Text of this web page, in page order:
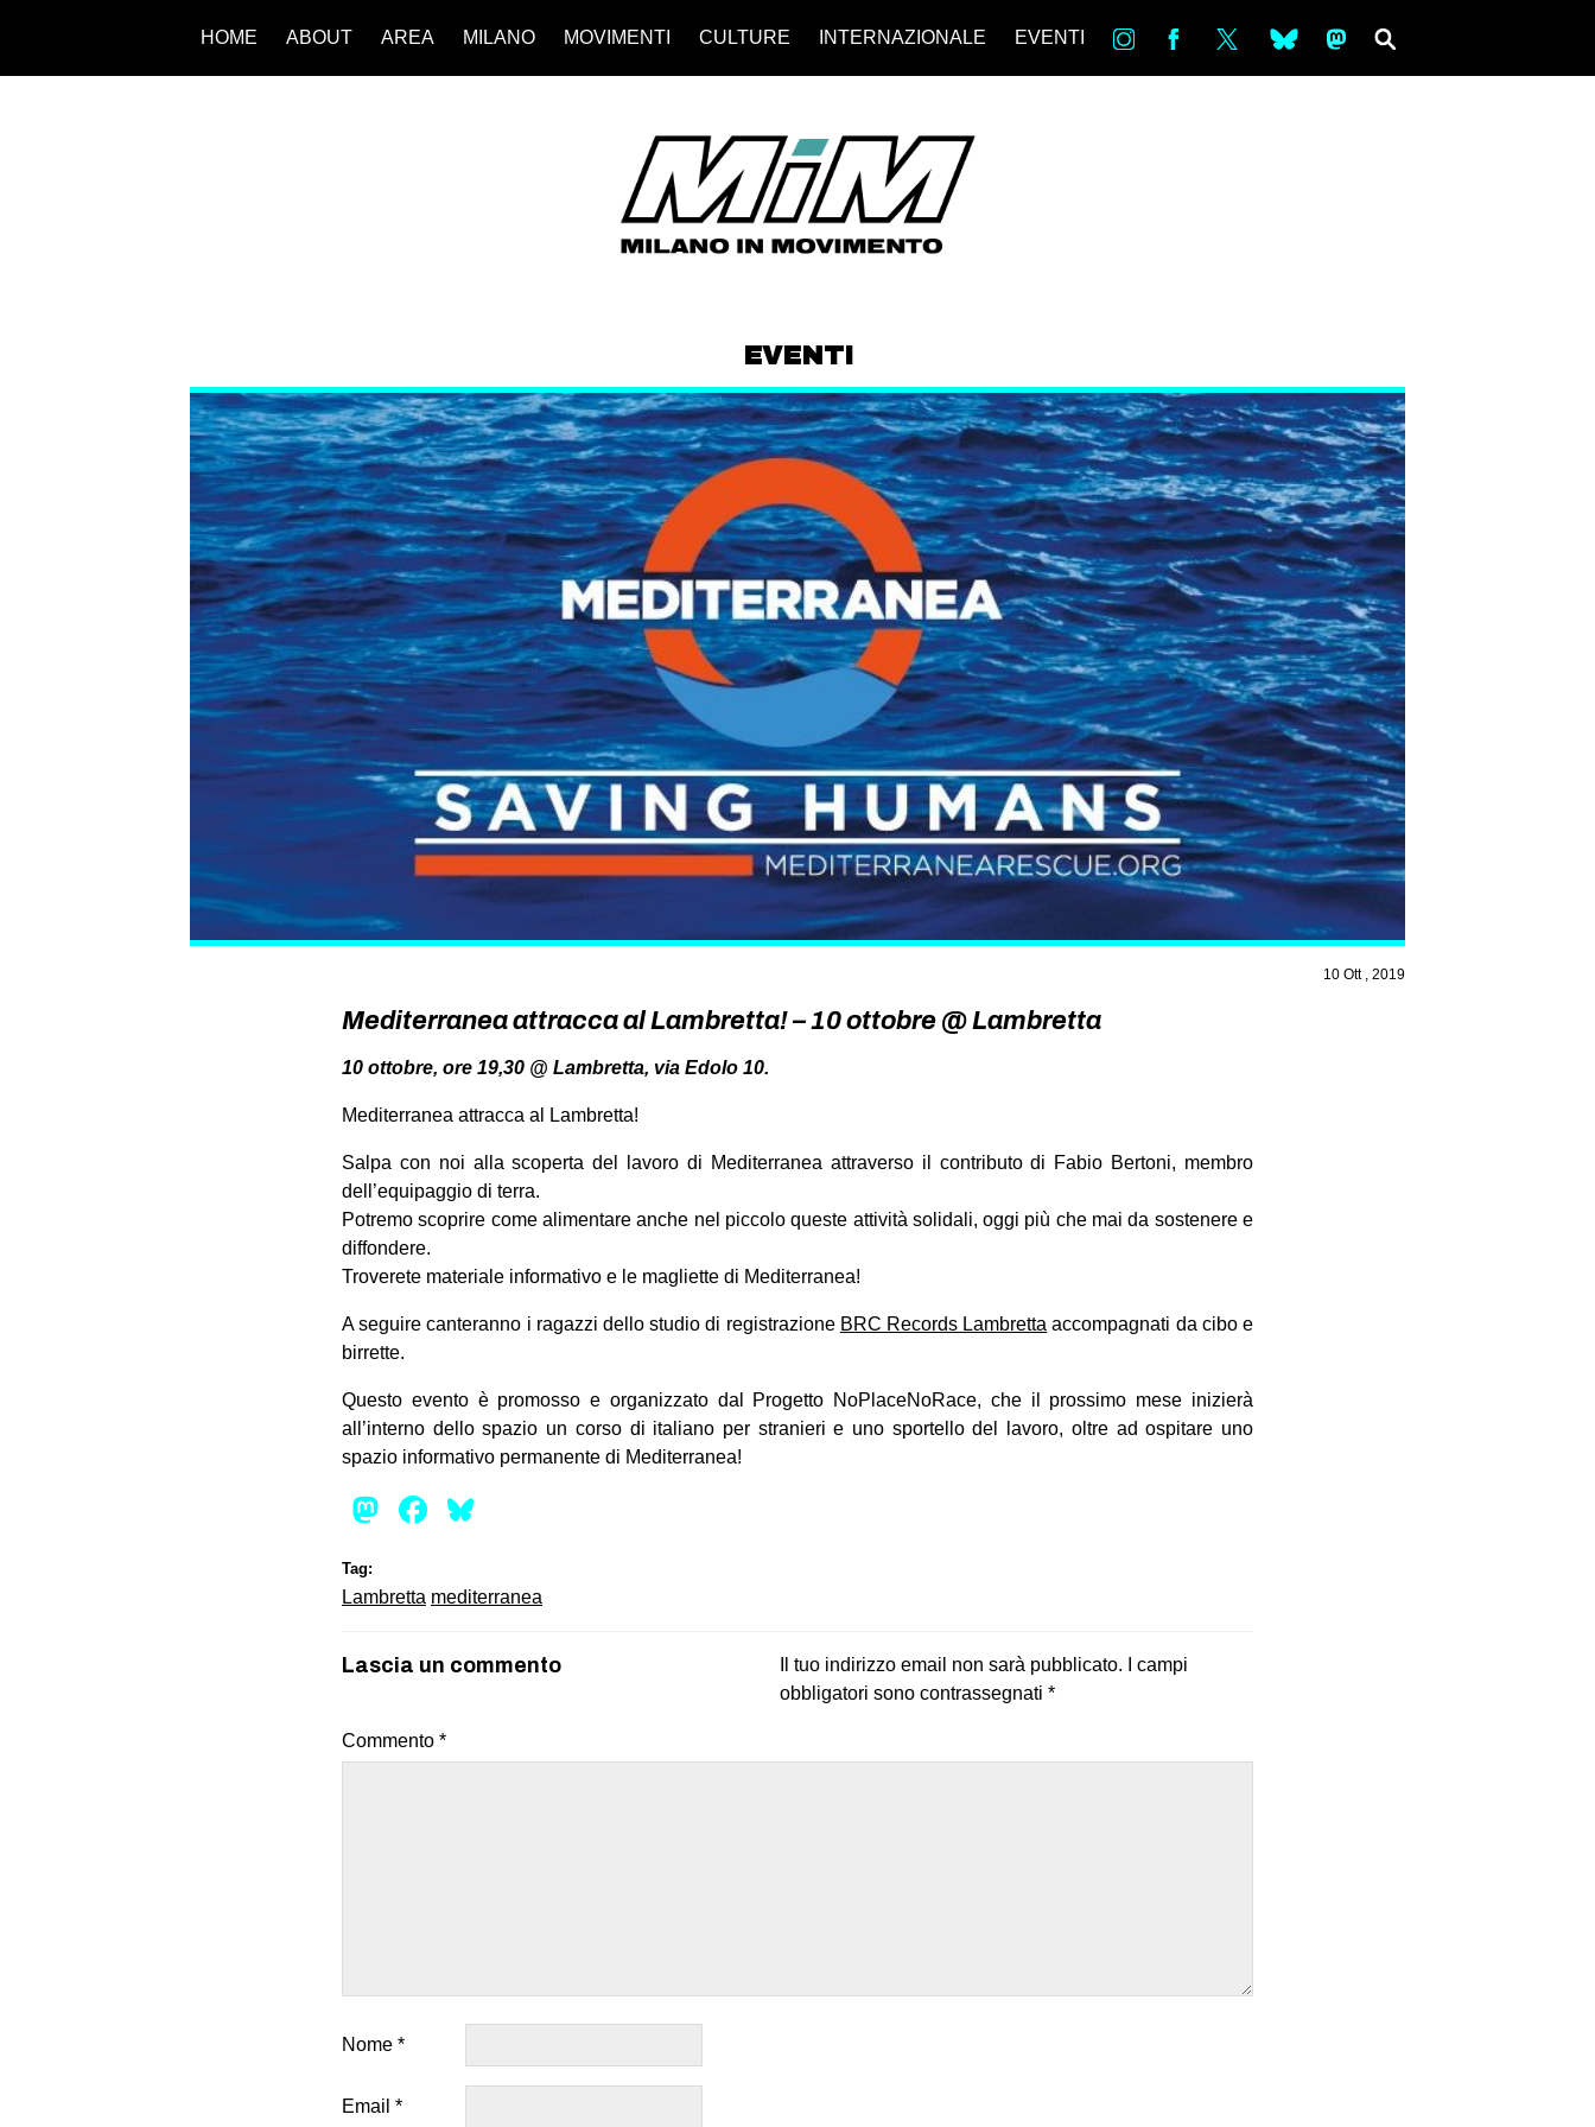
HOME ABOUT AREA MILANO MOVIMENTI CULTURE INTERNAZIONALE EVENTI in bsky ms
EVENTI
10 Ott , 2019
Mediterranea attracca al Lambretta! – 10 ottobre @ Lambretta
10 ottobre, ore 19,30 @ Lambretta, via Edolo 10.
Mediterranea attracca al Lambretta!
Salpa con noi alla scoperta del lavoro di Mediterranea attraverso il contributo di Fabio Bertoni, membro
dell’equipaggio di terra.
Potremo scoprire come alimentare anche nel piccolo queste attività solidali, oggi più che mai da sostenere e
diffondere.
Troverete materiale informativo e le magliette di Mediterranea!
A seguire canteranno i ragazzi dello studio di registrazione BRC Records Lambretta accompagnati da cibo e
birrette.
Questo evento è promosso e organizzato dal Progetto NoPlaceNoRace, che il prossimo mese inizierà
all’interno dello spazio un corso di italiano per stranieri e uno sportello del lavoro, oltre ad ospitare uno
spazio informativo permanente di Mediterranea!
Mastodon
Facebook
Tag:
Lambretta mediterranea
Lascia un commento Il tuo indirizzo email non sarà pubblicato.
I campi
obbligatori sono contrassegnati *
Commento *
Nome *
Email *